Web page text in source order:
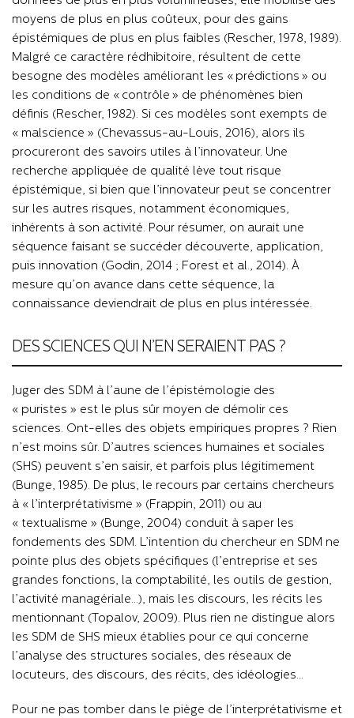
moyens de plus en plus coûteux, pour des gains
épistémiques de plus en plus faibles (Rescher, 1978, 1989).
Malgré ce caractère rédhibitoire, résultent de cette
besogne des modèles améliorant les « prédictions » ou
les conditions de « contrôle » de phénomènes bien
définis (Rescher, 1982). Si ces modèles sont exempts de
« malscience » (Chevassus-au-Louis, 2016), alors ils
procureront des savoirs utiles à l’innovateur. Une
recherche appliquée de qualité lève tout risque
épistémique, si bien que l’innovateur peut se concentrer
sur les autres risques, notamment économiques,
inhérents à son activité. Pour résumer, on aurait une
séquence faisant se succéder découverte, application,
puis innovation (Godin, 2014 ; Forest et al., 2014). À
mesure qu’on avance dans cette séquence, la
connaissance deviendrait de plus en plus intéressée.
DES SCIENCES QUI N’EN SERAIENT PAS ?
Juger des SDM à l’aune de l’épistémologie des
« puristes » est le plus sûr moyen de démolir ces
sciences. Ont-elles des objets empiriques propres ? Rien
n’est moins sûr. D’autres sciences humaines et sociales
(SHS) peuvent s’en saisir, et parfois plus légitimement
(Bunge, 1985). De plus, le recours par certains chercheurs
à « l’interprétativisme » (Frappin, 2011) ou au
« textualisme » (Bunge, 2004) conduit à saper les
fondements des SDM. L’intention du chercheur en SDM ne
pointe plus des objets spécifiques (l’entreprise et ses
grandes fonctions, la comptabilité, les outils de gestion,
l’activité managériale…), mais les discours, les récits les
mentionnant (Topalov, 2009). Plus rien ne distingue alors
les SDM de SHS mieux établies pour ce qui concerne
l’analyse des structures sociales, des réseaux de
locuteurs, des discours, des récits, des idéologies…
Pour ne pas tomber dans le piège de l’interprétativisme et